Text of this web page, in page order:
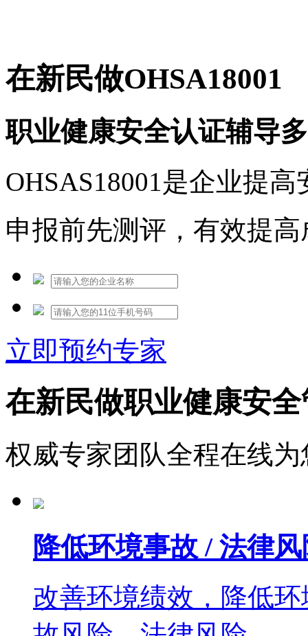
在新民做OHSA18001
职业健康安全认证辅导
OHSAS18001是企业提
申报前先测评，有效提
立即预约专家
在新民做职业健康安
权威专家团队全程在线
降低环境事故 / 法律
改善环境绩效，降低环